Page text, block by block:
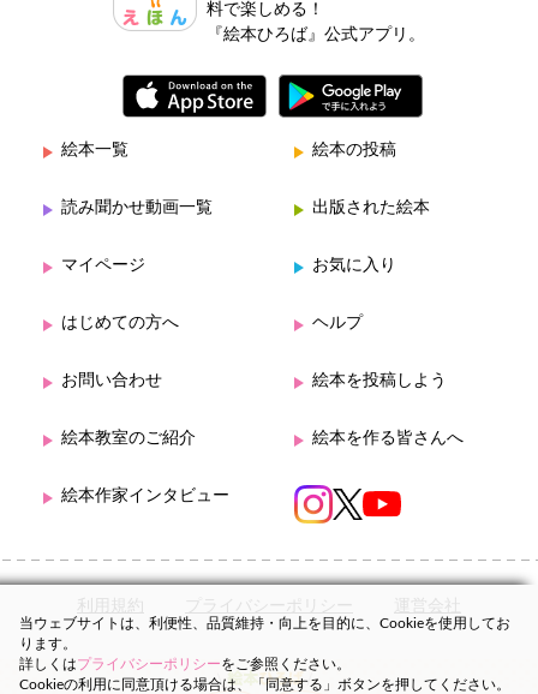
料で楽しめる！
『絵本ひろば』公式アプリ。
絵本一覧 絵本の投稿
読み聞かせ動画一覧 出版された絵本
マイページ お気に入り
はじめての方へ ヘルプ
お問い合わせ 絵本を投稿しよう
絵本教室のご紹介 絵本を作る皆さんへ
絵本作家インタビュー
利用規約 プライバシーポリシー 運営会社
当ウェブサイトは、利便性、品質維持・向上を目的に、Cookieを使用してお
ります。
詳しくはプライバシーポリシーをご参照ください。
Cookieの利用に同意頂ける場合は、「同意する」ボタンを押してください。